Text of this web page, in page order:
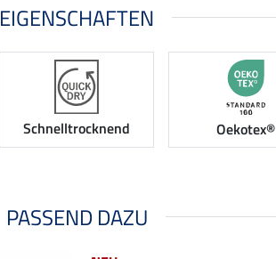
EIGENSCHAFTEN
Schnelltrocknend Oekotex®
PASSEND DAZU